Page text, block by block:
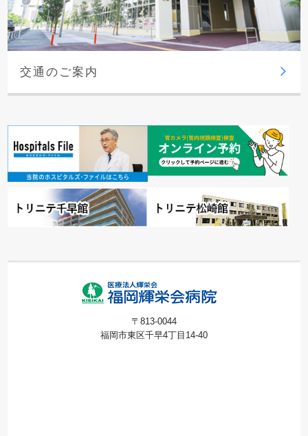
交通のご案内
〒813-0044
福岡市東区千早4丁目14-40